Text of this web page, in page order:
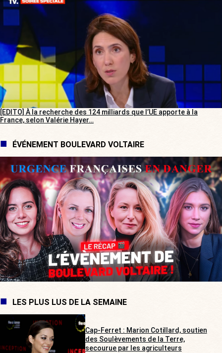
[EDITO] À la recherche des 124 milliards que l’UE apporte à la
France, selon Valérie Hayer…
ÉVÉNEMENT BOULEVARD VOLTAIRE
LES PLUS LUS DE LA SEMAINE
Cap-Ferret : Marion Cotillard, soutien
des Soulèvements de la Terre,
secourue par les agriculteurs